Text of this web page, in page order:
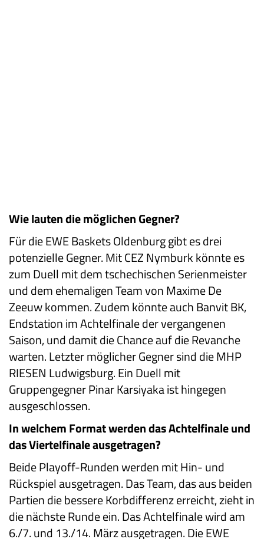
Wie lauten die möglichen Gegner?
Für die EWE Baskets Oldenburg gibt es drei
potenzielle Gegner. Mit CEZ Nymburk könnte es
zum Duell mit dem tschechischen Serienmeister
und dem ehemaligen Team von Maxime De
Zeeuw kommen. Zudem könnte auch Banvit BK,
Endstation im Achtelfinale der vergangenen
Saison, und damit die Chance auf die Revanche
warten. Letzter möglicher Gegner sind die MHP
RIESEN Ludwigsburg. Ein Duell mit
Gruppengegner Pinar Karsiyaka ist hingegen
ausgeschlossen.
In welchem Format werden das Achtelfinaleund
das Viertelfinale ausgetragen?
Beide Playoff-Runden werden mit Hin- und
Rückspiel ausgetragen. Das Team, das aus beiden
Partien die bessere Korbdifferenz erreicht, zieht in
die nächste Runde ein. Das Achtelfinale wird am
6./7. und 13./14. März ausgetragen. Die EWE